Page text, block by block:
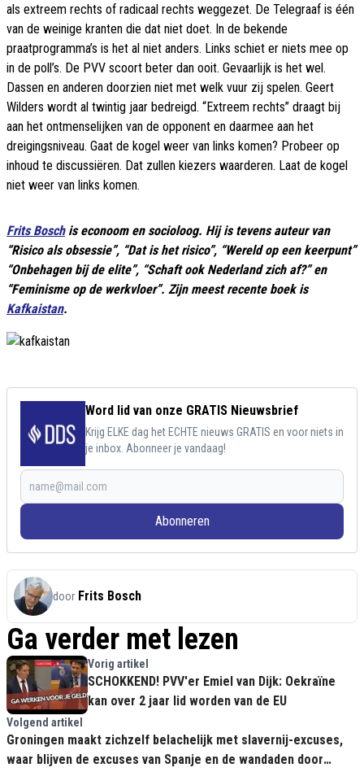
als extreem rechts of radicaal rechts weggezet. De Telegraaf is één
van de weinige kranten die dat niet doet. In de bekende
praatprogramma’s is het al niet anders. Links schiet er niets mee op
in de poll’s. De PVV scoort beter dan ooit. Gevaarlijk is het wel.
Dassen en anderen doorzien niet met welk vuur zij spelen. Geert
Wilders wordt al twintig jaar bedreigd. “Extreem rechts” draagt bij
aan het ontmenselijken van de opponent en daarmee aan het
dreigingsniveau. Gaat de kogel weer van links komen? Probeer op
inhoud te discussiëren. Dat zullen kiezers waarderen. Laat de kogel
niet weer van links komen.
Frits Boschis econoom en socioloog. Hij is tevens auteur van
“Risico als obsessie”, “Dat is het risico”, “Wereld op een keerpunt”
“Onbehagen bij de elite”, “Schaft ook Nederland zich af?” en
“Feminisme op de werkvloer”. Zijn meest recente boek is
Kafkaistan.
Word lid van onze GRATIS Nieuwsbrief
Krijg ELKE dag het ECHTE nieuws GRATIS en voor niets in
je inbox. Abonneer je vandaag!
Abonneren
door Frits Bosch
Ga verder met lezen
Vorig artikel
SCHOKKEND! PVV'er Emiel van Dijk: Oekraïne
kan over 2 jaar lid worden van de EU
Volgend artikel
Groningen maakt zichzelf belachelijk met slavernij-excuses,
waar blijven de excuses van Spanje en de wandaden door